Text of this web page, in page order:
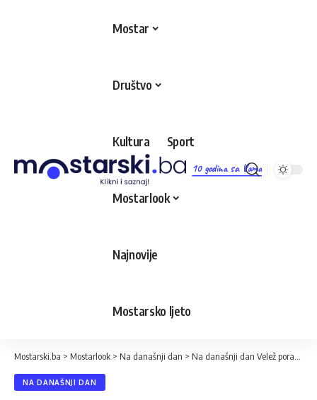
10 godina sa Vama
Mostar
Društvo
Kultura Sport
Mostarlook
Najnovije
Mostarsko ljeto
Mostarski.ba > Mostarlook > Na današnji dan > Na današnji dan Velež porazio slavnu Borussiju Dortmund
NA DANAŠNJI DAN